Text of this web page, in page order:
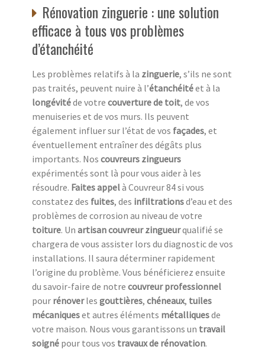
Rénovation zinguerie : une solution
efficace à tous vos problèmes
d’étanchéité
Les problèmes relatifs à la zinguerie, s’ils ne sont
pas traités, peuvent nuire à l’étanchéitéet à la
longévitéde votre couverture de toit, de vos
menuiseries et de vos murs. Ils peuvent
également influer sur l’état de vos façades, et
éventuellement entraîner des dégâts plus
importants. Nos couvreurs zingueurs
expérimentés sont là pour vous aider à les
résoudre. Faites appelà Couvreur 84 si vous
constatez des fuites, des infiltrationsd’eau et des
problèmes de corrosion au niveau de votre
toiture. Un artisan couvreur zingueurqualifié se
chargera de vous assister lors du diagnostic de vos
installations. Il saura déterminer rapidement
l’origine du problème. Vous bénéficierez ensuite
du savoir-faire de notre couvreur professionnel
pour rénoverles gouttières, chéneaux, tuiles
mécaniqueset autres éléments métalliquesde
votre maison. Nous vous garantissons un travail
soigné pour tous vos travaux de rénovation.